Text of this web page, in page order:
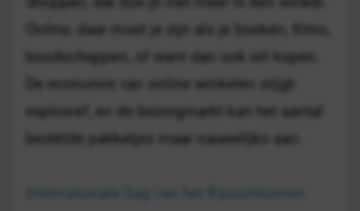
Online, daar moet je zijn als je boeken, films,
boodschappen, of want dan ook wil kopen.
De economie van online winkelen stijgt
explosief, en de bezorgmarkt kan het aantal
bestelde pakketjes maar nauwelijks aan.
Internationale Dag van het Basisinkomen